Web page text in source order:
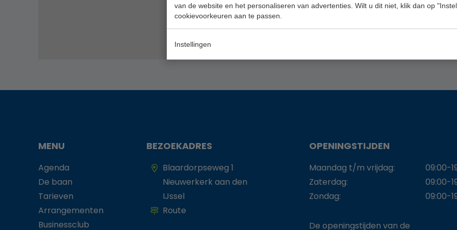
van de website en het personaliseren van advertenties. Wilt u dit niet, klik dan op
cookievoorkeuren aan te passen.
Instellingen
MENU
Agenda
De baan
Tarieven
Arrangementen
Businessclub
BEZOEKADRES
Blaardorpseweg 1
Nieuwerkerk aan den
IJssel
Route
OPENINGSTIJDEN
Maandag t/m vrijdag:
09:00-
Zaterdag:
09:00-
Zondag:
09:00-
De openingstijden van de